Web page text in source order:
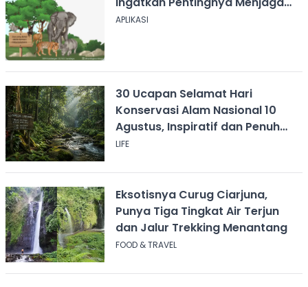
Alam
APLIKASI
30 Ucapan Selamat Hari
Konservasi Alam Nasional 10
Agustus, Inspiratif dan Penuh
Pesan
LIFE
Eksotisnya Curug Ciarjuna,
Punya Tiga Tingkat Air Terjun
dan Jalur Trekking Menantang
FOOD & TRAVEL